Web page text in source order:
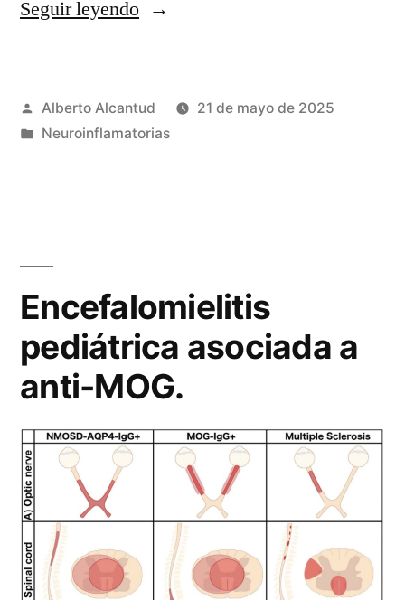
Seguir leyendo«Mielina
SNC
Publicado
por
Alberto Alcantud
21 de mayo de 2025
Publicado
Neuroinflamatorias
Encefalomielitis
pediátrica asociada a
anti-MOG.